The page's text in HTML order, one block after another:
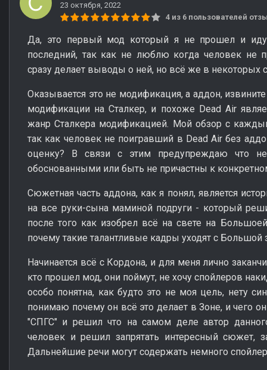
23 октября, 2022
4 из 6 пользователей
Да, это первый мод который я не прошел и
последний, так как не люблю когда человек не
сразу делает выводы о ней, но всё же в некоторых
Оказывается это не модификация, а аддон,
модификации на Сталкер, и похоже Dead Air
жанр Сталкера модификацией. Мой обзор с
так как человек не поигравший в Dead Air без
оценку? В связи с этим предупреждаю что
обоснованными или быть не причастны к
Сюжетная часть аддона, как я понял, является
на все руки-сына маминой подруги - который
после того как изобрел всё на свете на
почему такие талантливые кадры уходят с Большой
Начинается всё с Кордона, и для меня лично
кто прошел мод, они поймут, не хочу спойлеров
особо понятна, как будто это не моя цель, нету
понимаю почему он всё это делает в Зоне, и чего
"СПГС" и решил что на самом деле автор
человек и решил запрятать интересный сюжет,
Дальнейшие речи могут содержать немного